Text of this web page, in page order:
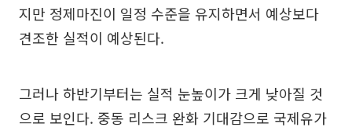
지만 정제마진이 일정 수준을 유지하면서 예상보다
견조한 실적이 예상된다.
그러나 하반기부터는 실적 눈높이가 크게 낮아질 것
으로 보인다. 중동 리스크 완화 기대감으로 국제유가